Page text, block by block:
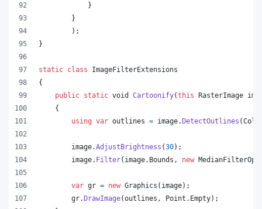
}
}
) ;
}
static class
ImageFilterExtensions
{
public static void Cartoonify(this RasterImage
{
using var outlines = image.DetectOutlines (
image.AdjustBrightness (30) ;
image. Filter( image. Bounds , new
var gr = new Graphics ( image) ;
gr.DrawImage(outlines , Point . Empty) ;